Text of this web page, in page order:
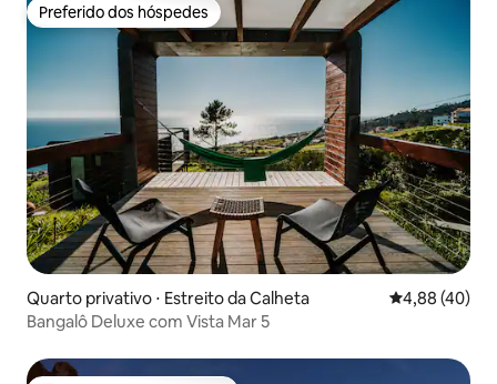
Preferido dos hóspedes
Preferido dos hóspedes
Quarto privativo ⋅ Estreito da Calheta 4,88 de uma
4,88 (40)
Bangalô Deluxe com Vista Mar 5